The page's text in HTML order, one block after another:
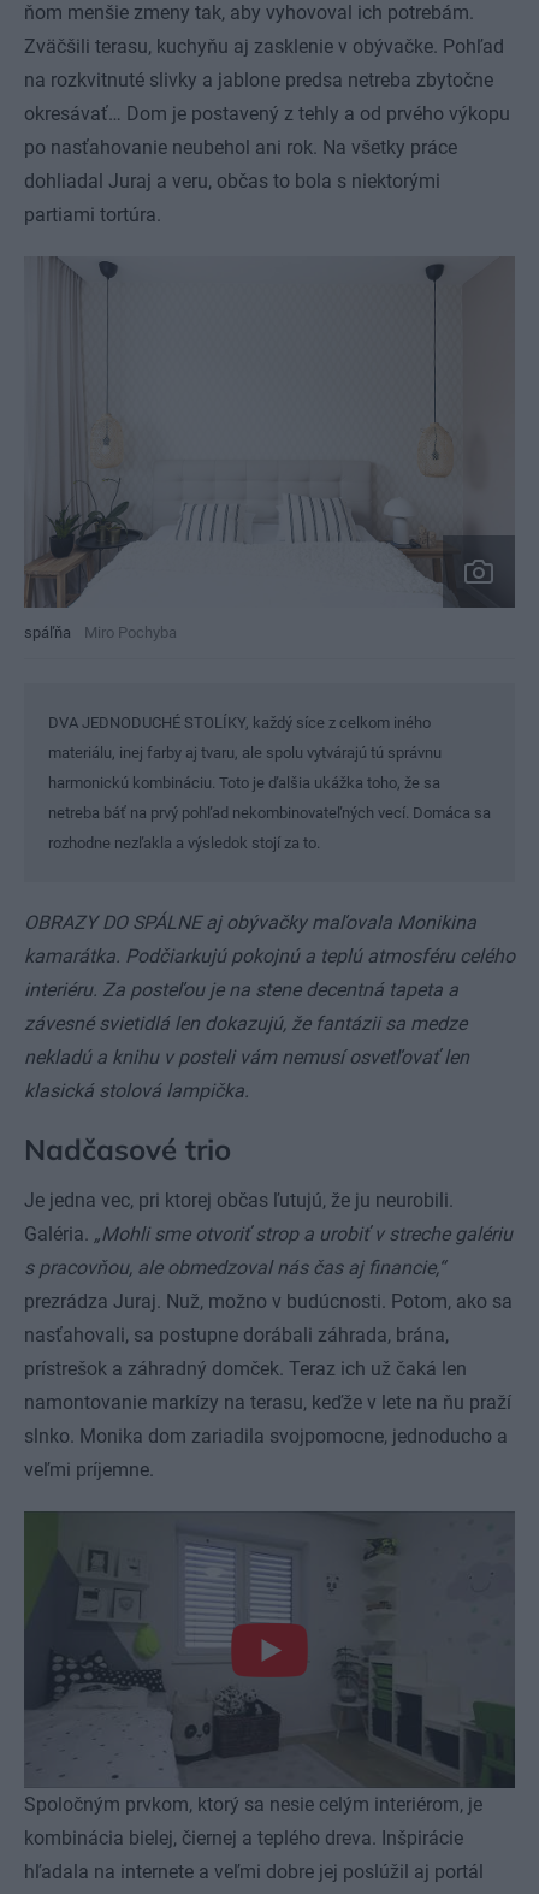
ňom menšie zmeny tak, aby vyhovoval ich potrebám.
Zväčšili terasu, kuchyňu aj zasklenie v obývačke. Pohľad
na rozkvitnuté slivky a jablone predsa netreba zbytočne
okresávať… Dom je postavený z tehly a od prvého výkopu
po nasťahovanie neubehol ani rok. Na všetky práce
dohliadal Juraj a veru, občas to bola s niektorými
partiami tortúra.
spáľňa Miro Pochyba
DVA JEDNODUCHÉ STOLÍKY, každý síce z celkom iného
materiálu, inej farby aj tvaru, ale spolu vytvárajú tú správnu
harmonickú kombináciu. Toto je ďalšia ukážka toho, že sa
netreba báť na prvý pohľad nekombinovateľných vecí. Domáca sa
rozhodne nezľakla a výsledok stojí za to.
OBRAZY DO SPÁLNE aj obývačky maľovala Monikina
kamarátka. Podčiarkujú pokojnú a teplú atmosféru celého
interiéru. Za posteľou je na stene decentná tapeta a
závesné svietidlá len dokazujú, že fantázii sa medze
nekladú a knihu v posteli vám nemusí osvetľovať len
klasická stolová lampička.
Nadčasové trio
Je jedna vec, pri ktorej občas ľutujú, že ju neurobili.
Galéria. „Mohli sme otvoriť strop a urobiť v streche galériu
s pracovňou, ale obmedzoval nás čas aj financie,“
prezrádza Juraj. Nuž, možno v budúcnosti. Potom, ako sa
nasťahovali, sa postupne dorábali záhrada, brána,
prístrešok a záhradný domček. Teraz ich už čaká len
namontovanie markízy na terasu, keďže v lete na ňu praží
slnko. Monika dom zariadila svojpomocne, jednoducho a
veľmi príjemne.
Spoločným prvkom, ktorý sa nesie celým interiérom, je
kombinácia bielej, čiernej a teplého dreva. Inšpirácie
hľadala na internete a veľmi dobre jej poslúžil aj portál